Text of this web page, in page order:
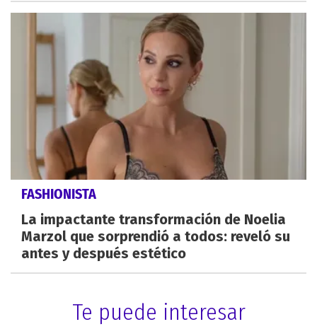
FASHIONISTA
La impactante transformación de Noelia
Marzol que sorprendió a todos: reveló su
antes y después estético
Te puede interesar